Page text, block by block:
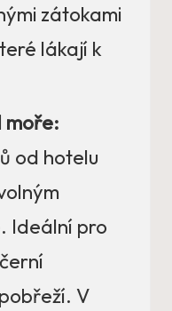
zátokami
lákají k
moře:
od hotelu
Ideální pro
V